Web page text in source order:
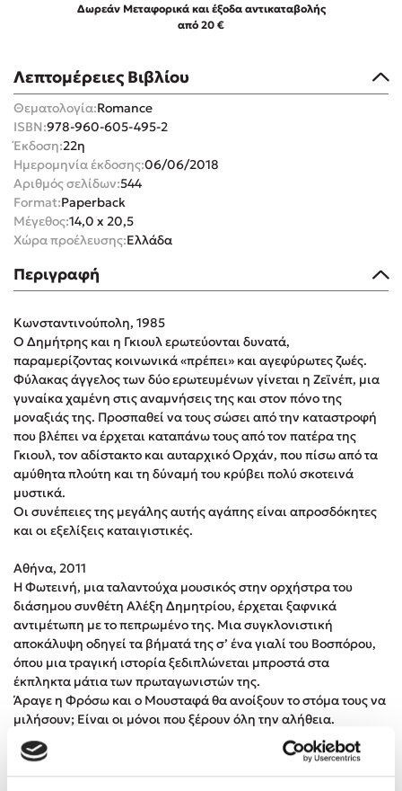
Mel Robbins
Δημοφιλείς Συγγραφείς
Φυστίκι ΠουΚυλάει
Παύλος Καστανάς
El Sombrero
Στέφανος Ξενάκης
Sebastian Fitzek
Freida McFadden
Κατρίνα Τσάνταλη
Lucinda Riley
Mimi Matthews
Rebecca Yarros
Teo Benedetti
Τζένη Κουτσοδημητροπούλου
Emily Henry
Ali Hazelwood
Cori Doerrfeld
Pierdomenico Baccalario
Δανάη Ιμπραχήμ
Λεπτομέρειες Βιβλίου
Θεματολογία:Romance
ISBN:978-960-605-495-2
Έκδοση:22η
Ημερομηνία έκδοσης:06/06/2018
Αριθμός σελίδων:544
Format:Paperback
Μέγεθος:14,0 x 20,5
Χώρα προέλευσης:Ελλάδα
Δωρεάν Μεταφορικά και έξοδα αντικαταβολής
από 20 €
Περιγραφή
Κωνσταντινούπολη, 1985
Ο Δημήτρης και η Γκιουλ ερωτεύονται δυνατά,
παραμερίζοντας κοινωνικά «πρέπει» και αγεφύρωτες ζωές.
Φύλακας άγγελος των δύο ερωτευμένων γίνεται η Ζεϊνέπ, μια
γυναίκα χαμένη στις αναμνήσεις της και στον πόνο της
μοναξιάς της. Προσπαθεί να τους σώσει από την καταστροφή
που βλέπει να έρχεται καταπάνω τους από τον πατέρα της
Γκιουλ, τον αδίστακτο και αυταρχικό Ορχάν, που πίσω από τα
αμύθητα πλούτη και τη δύναμή του κρύβει πολύ σκοτεινά
μυστικά.
Οι συνέπειες της μεγάλης αυτής αγάπης είναι απροσδόκητες
και οι εξελίξεις καταιγιστικές.
Αθήνα, 2011
Η Φωτεινή, μια ταλαντούχα μουσικός στην ορχήστρα του
διάσημου συνθέτη Αλέξη Δημητρίου, έρχεται ξαφνικά
αντιμέτωπη με το πεπρωμένο της. Μια συγκλονιστική
αποκάλυψη οδηγεί τα βήματά της σ’ ένα γιαλί του Βοσπόρου,
όπου μια τραγική ιστορία ξεδιπλώνεται μπροστά στα
έκπληκτα μάτια των πρωταγωνιστών της.
Άραγε η Φρόσω και ο Μουσταφά θα ανοίξουν το στόμα τους να
μιλήσουν; Είναι οι μόνοι που ξέρουν όλη την αλήθεια.
Ήταν επιτακτική ανάγκη μου να ξανασυστήσω στους
αναγνώστες μου ένα από τα πιο αγαπημένα μου βιβλία. Η